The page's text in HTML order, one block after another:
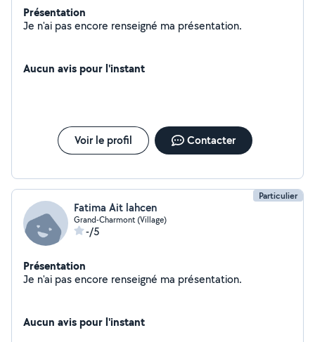
Présentation
Je n'ai pas encore renseigné ma présentation.
Aucun avis pour l'instant
Voir le profil Contacter
Particulier
Fatima Ait lahcen
Grand-Charmont (Village)
-/5
Présentation
Je n'ai pas encore renseigné ma présentation.
Aucun avis pour l'instant